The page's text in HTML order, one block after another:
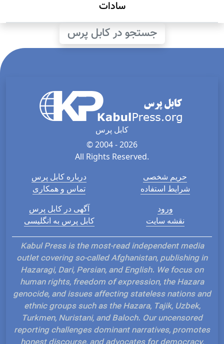
سادات
جستجو در کابل پرس
کابل پرس
© 2004 - 2026
All Rights Reserved.
درباره کابل پرس
تماس و همکاری
حریم شخصی
شرایط استفاده
آگهی در کابل پرس
کابل پرس به انگلیسی
ورود
نقشه سایت
Kabul Press is the most-read independent media
outlet covering so-called Afghanistan, publishing in
Hazaragi, Dari, Persian, and English. We focus on
human rights, freedom of expression, the Hazara
genocide, and issues affecting stateless nations and
ethnic groups such as the Hazara, Tajik, Uzbek,
Turkmen, Nuristani, and Baloch. Our uncensored
reporting challenges dominant narratives, promotes